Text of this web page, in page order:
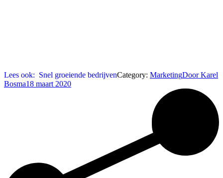
Lees ook: Snel groeiende bedrijvenCategory: MarketingDoorKarel
Bosma18 maart 2020